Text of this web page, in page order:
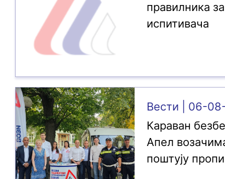
правилника
испитивача
Вести | 06-
Караван
Апел
поштују